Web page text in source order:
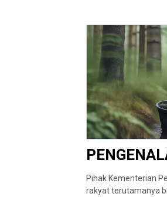
Pihak Kementerian
rakyat terutamanya